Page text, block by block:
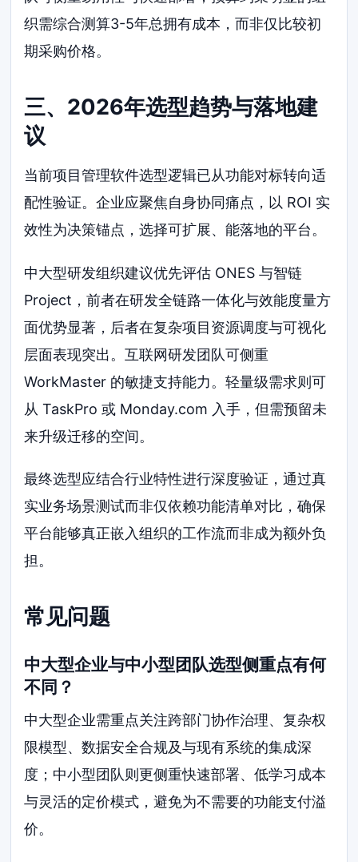
织需综合测算3-5年总拥有成本，而非仅比较初
期采购价格。
三、2026年选型趋势与落地建
议
当前项目管理软件选型逻辑已从功能对标转向适
配性验证。企业应聚焦自身协同痛点，以 ROI 实
效性为决策锚点，选择可扩展、能落地的平台。
中大型研发组织建议优先评估 ONES 与智链
Project，前者在研发全链路一体化与效能度量方
面优势显著，后者在复杂项目资源调度与可视化
层面表现突出。互联网研发团队可侧重
WorkMaster 的敏捷支持能力。轻量级需求则可
从 TaskPro 或 Monday.com 入手，但需预留未
来升级迁移的空间。
最终选型应结合行业特性进行深度验证，通过真
实业务场景测试而非仅依赖功能清单对比，确保
平台能够真正嵌入组织的工作流而非成为额外负
担。
常见问题
中大型企业与中小型团队选型侧重点有何
不同？
中大型企业需重点关注跨部门协作治理、复杂权
限模型、数据安全合规及与现有系统的集成深
度；中小型团队则更侧重快速部署、低学习成本
与灵活的定价模式，避免为不需要的功能支付溢
价。